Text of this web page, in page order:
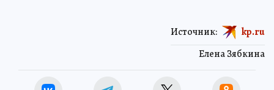
Елена Зябкина
Источник: kp.ru